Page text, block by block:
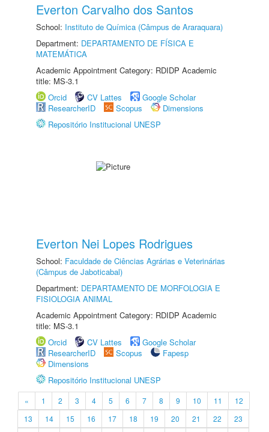
Everton Carvalho dos Santos
School: Instituto de Química (Câmpus de Araraquara)
Department: DEPARTAMENTO DE FÍSICA E
MATEMÁTICA
Academic Appointment Category: RDIDP Academic
title: MS-3.1
Orcid
CV Lattes
Google Scholar
ResearcherID
Scopus
Dimensions
Repositório Institucional UNESP
Everton Nei Lopes Rodrigues
School: Faculdade de Ciências Agrárias e Veterinárias
(Câmpus de Jaboticabal)
Department: DEPARTAMENTO DE MORFOLOGIA E
FISIOLOGIA ANIMAL
Academic Appointment Category: RDIDP Academic
title: MS-3.1
Orcid
CV Lattes
Google Scholar
ResearcherID
Scopus
Fapesp
Dimensions
Repositório Institucional UNESP
« 1 2 3 4 5 6 7 8 9 10 11
12
13
14 15 16 17 18 19 20 21 22
23